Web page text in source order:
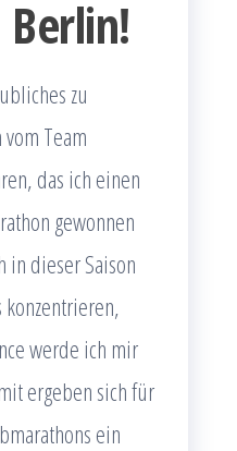
zu
Team
das ich einen
gewonnen
in dieser Saison
werde ich mir
ergeben sich für
ein